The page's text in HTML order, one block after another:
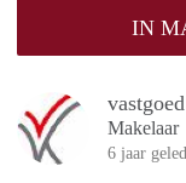
IN
vastgoed
Makelaar
6 jaar